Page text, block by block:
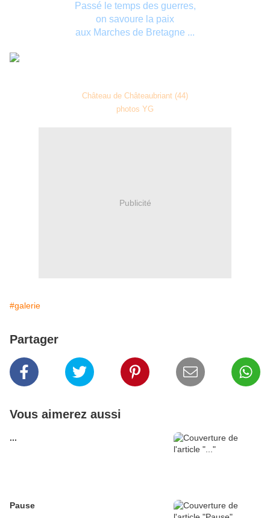
Passé le temps des guerres,
on savoure la paix
aux Marches de Bretagne ...
Château de Châteaubriant (44)
photos YG
Publicité
#galerie
Partager
Vous aimerez aussi
...
Pause